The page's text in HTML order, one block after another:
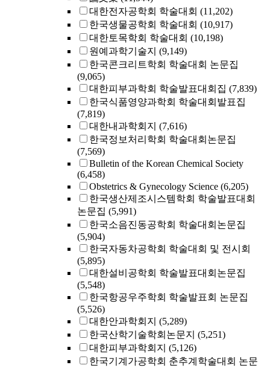
대한전자공학회 학술대회 (11,202)
한국생물공학회 학술대회 (10,917)
대한토목학회 학술대회 (10,198)
원예과학기술지 (9,149)
한국콘크리트학회 학술대회 논문집
(9,065)
대한피부과학회 학술발표대회집 (7,839)
한국식품영양과학회 학술대회발표집
(7,819)
대한내과학회지 (7,616)
한국정보처리학회 학술대회논문집
(7,569)
Bulletin of the Korean Chemical Society
(6,458)
Obstetrics & Gynecology Science (6,205)
한국생산제조시스템학회 학술발표대회
논문집 (5,991)
한국소음진동공학회 학술대회논문집
(5,904)
한국자동차공학회 학술대회 및 전시회
(5,895)
대한설비공학회 학술발표대회논문집
(5,548)
한국항공우주학회 학술발표회 논문집
(5,526)
대한안과학회지 (5,289)
한국산학기술학회논문지 (5,251)
대한피부과학회지 (5,126)
한국기계가공학회 춘추계학술대회 논문